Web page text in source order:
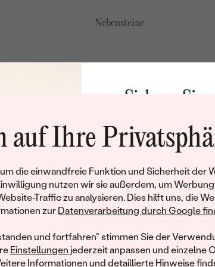
auf Ihre
die einwandfreie Funktion und Sicherheit der
nutzen wir sie außerdem, um Werbung
Traffic zu analysieren. Dies hilft uns, die
zur Datenverarbeitung durch Google
und fortfahren" stimmen Sie der
Einstellungen jederzeit anpassen und einzelne
Informationen und detaillierte Hinweise
Nebensteine
KARATGEWICHT:
FARBE:
bereits seinen Besitzer
möchten, hinterlassen Sie uns bitte Ihre E-
Sichern Sie
Rabatt auf
Werden Sie Teil
und entdecken Sie die
gefertigten Schmucks
Ihren ersten